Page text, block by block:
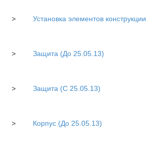
> Установка элементов конструкции
> Защита (До 25.05.13)
> Защита (С 25.05.13)
> Корпус (До 25.05.13)